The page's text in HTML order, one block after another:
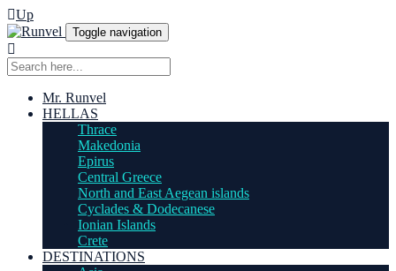
Up
Toggle navigation
Mr. Runvel
HELLAS
Thrace
Makedonia
Epirus
Central Greece
North and East Aegean islands
Cyclades & Dodecanese
Ionian Islands
Crete
DESTINATIONS